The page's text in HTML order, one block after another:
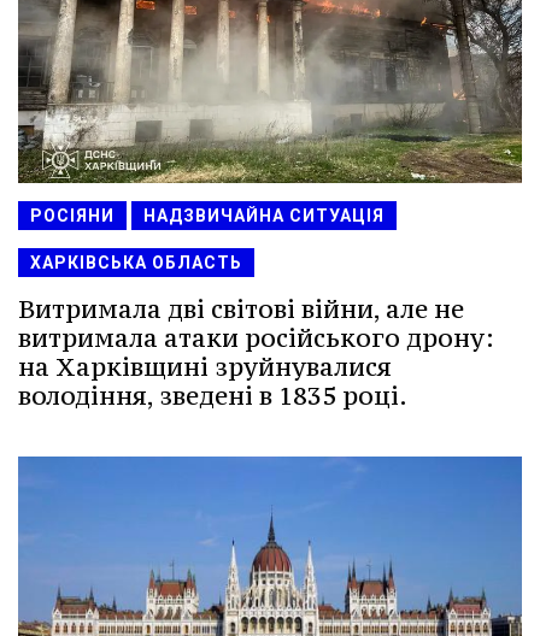
РОСІЯНИ НАДЗВИЧАЙНА СИТУАЦІЯ
ХАРКІВСЬКА ОБЛАСТЬ
Витримала дві світові війни, але не
витримала атаки російського дрону:
на Харківщині зруйнувалися
володіння, зведені в 1835 році.